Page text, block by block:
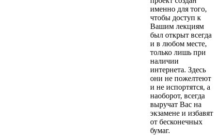
именно для того,
чтобы доступ к
Вашим лекциям
был открыт всегда
и в любом месте,
только лишь при
наличии
интернета. Здесь
они не пожелтеют
и не испортятся, а
наоборот, всегда
выручат Вас на
экзамене и избавят
от бесконечных
бумаг.